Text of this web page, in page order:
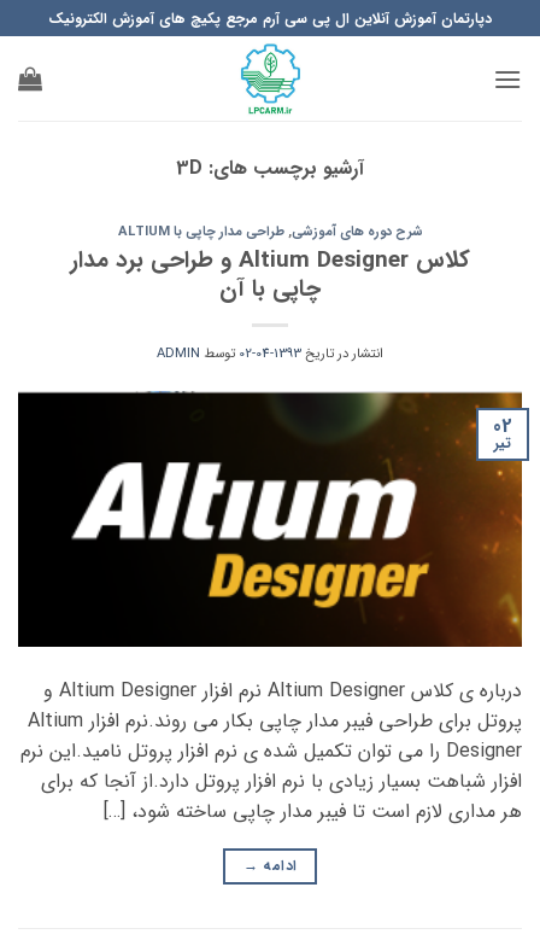
to
content
دپارتمان آموزش آنلاین ال پی سی آرم مرجع پکیچ های آموزش الکترونیک
آرشیو برچسب های: 3D
شرح دوره های آموزشی,طراحی مدار چاپی با ALTIUM
کلاس Altium Designer و طراحی برد مدار
چاپی با آن
انتشار در تاریخ1393-04-02 توسط ADMIN
02
تیر
درباره ی کلاس Altium Designer نرم افزار Altium Designer و
پروتل برای طراحی فیبر مدار چاپی بکار می روند.نرم افزار Altium
Designer را می توان تکمیل شده ی نرم افزار پروتل نامید.این نرم
افزار شباهت بسیار زیادی با نرم افزار پروتل دارد.از آنجا که برای
هر مداری لازم است تا فیبر مدار چاپی ساخته شود، […]
ادامه →